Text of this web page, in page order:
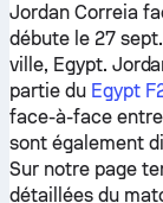
Jordan Correia
débute le 27
ville, Egypt.
partie du Egypt
face-à-face entre
sont également
Sur notre page
détaillées du